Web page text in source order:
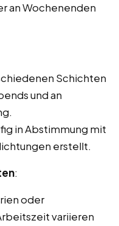
an Wochenenden
Schichten
und an
in Abstimmung mit
erstellt.
:
oder
variieren